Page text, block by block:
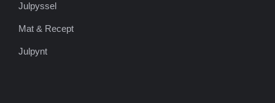
Julpyssel
Mat & Recept
Julpynt